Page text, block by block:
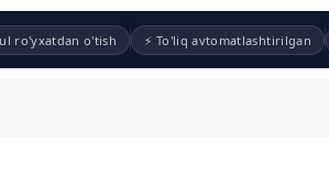
ro'yxatdan o'tish ⚡ To'liq avtomatlashtirilgan